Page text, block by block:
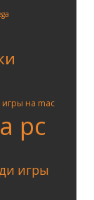
игры на mac
pc
игры